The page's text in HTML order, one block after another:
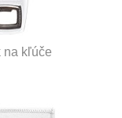
na kľúče